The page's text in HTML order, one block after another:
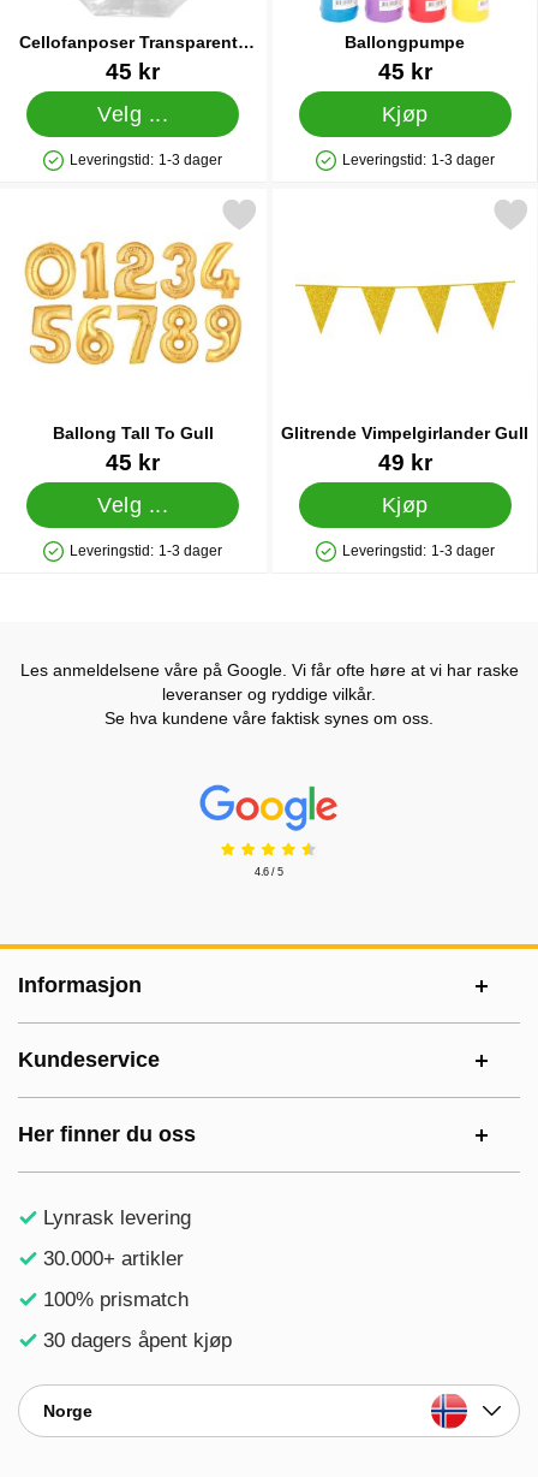
Cellofanposer Transparente
Store
Varenummer 11444
45 kr
Velg ...
Produkttilgjengelighet: På lager
Leveringstid: 1-3 dager
Ballongpumpe
Varenummer 9838
45 kr
Kjøp
Produkttilgjengelighet: På lager
Leveringstid: 1-3 dager
Ballong Tall To Gull
Varenummer 5087
45 kr
Velg ...
Produkttilgjengelighet: På lager
Leveringstid: 1-3 dager
Merk ballong Tall To Gull som favoritt
Glitrende Vimpelgirlander Gull
Varenummer 31509
49 kr
Kjøp
Produkttilgjengelighet: På lager
Leveringstid: 1-3 dager
Merk glitrende
Les anmeldelsene våre på Google. Vi får ofte høre at vi har raske
leveranser og ryddige vilkår.
Se hva kundene våre faktisk synes om oss.
Prisjakt Vurdering: 4.6 Stjerne
4.6 / 5
Informasjon
Kundeservice
Her finner du oss
Lynrask levering
30.000+ artikler
100% prismatch
30 dagers åpent kjøp
Norge